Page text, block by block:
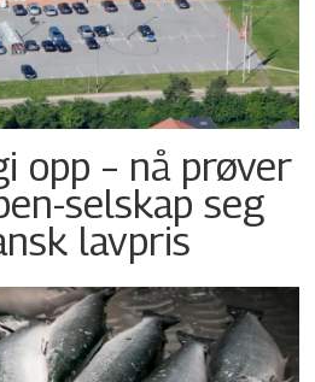
opp – nå prøver
selskap seg
lavpris